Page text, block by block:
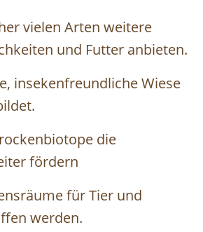
vielen Arten weitere
und Futter anbieten.
insekenfreundliche Wiese
die
fördern
für Tier und
werden.